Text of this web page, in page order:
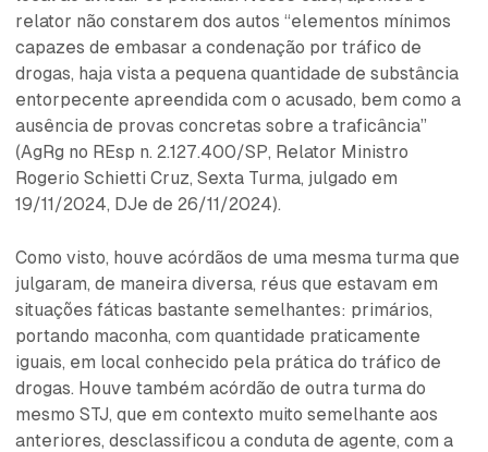
relator não constarem dos autos “elementos mínimos
capazes de embasar a condenação por tráfico de
drogas, haja vista a pequena quantidade de substância
entorpecente apreendida com o acusado, bem como a
ausência de provas concretas sobre a traficância”
(AgRg no REsp n. 2.127.400/SP, Relator Ministro
Rogerio Schietti Cruz, Sexta Turma, julgado em
19/11/2024, DJe de 26/11/2024).
Como visto, houve acórdãos de uma mesma turma que
julgaram, de maneira diversa, réus que estavam em
situações fáticas bastante semelhantes: primários,
portando maconha, com quantidade praticamente
iguais, em local conhecido pela prática do tráfico de
drogas. Houve também acórdão de outra turma do
mesmo STJ, que em contexto muito semelhante aos
anteriores, desclassificou a conduta de agente, com a